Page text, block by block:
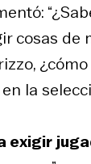
cosas
la
exigir